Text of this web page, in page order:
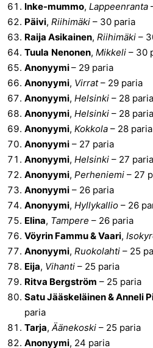
Inke-mummo, Lappeenranta
Päivi, Riihimäki – 30 paria
Raija Asikainen, Riihimäki –
Tuula Nenonen, Mikkeli – 30
Anonyymi– 29 paria
Anonyymi, Virrat– 29 paria
Anonyymi, Helsinki – 28 paria
Anonyymi, Helsinki – 28 paria
Anonyymi, Kokkola – 28 paria
Anonyymi – 27 paria
Anonyymi, Helsinki – 27 paria
Anonyymi, Perheniemi – 27
Anonyymi – 26 paria
Anonyymi, Hyllykallio – 26
Elina, Tampere – 26 paria
Vöyrin Fammu & Vaari,
Anonyymi, Ruokolahti – 25
Eija, Vihanti – 25 paria
Ritva Bergström – 25 paria
Satu Jääskeläinen & Anneli
paria
Tarja, Äänekoski – 25 paria
Anonyymi, 24 paria